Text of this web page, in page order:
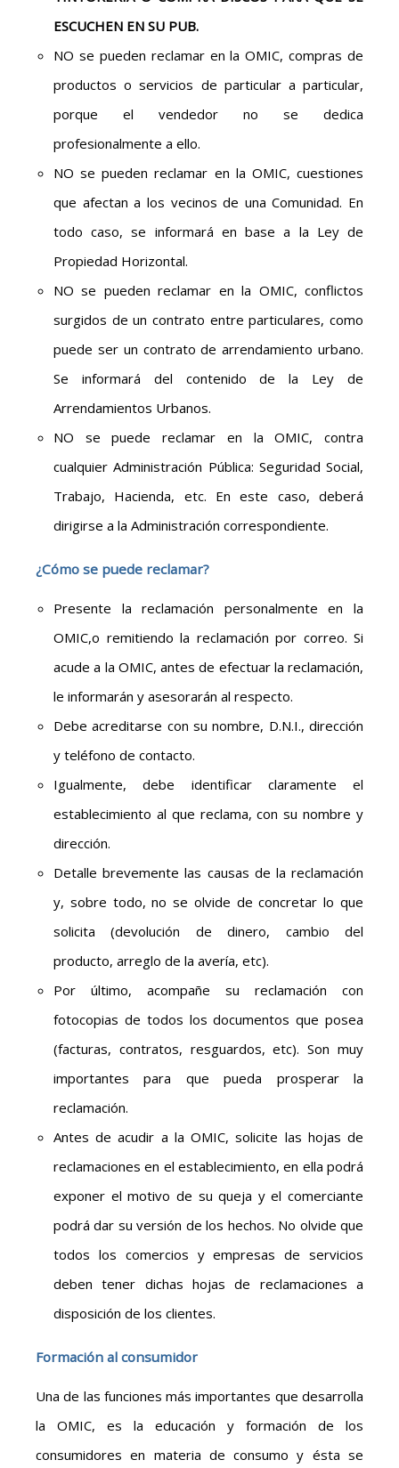
ESCUCHEN EN SU PUB.
NO se pueden reclamar en la OMIC, compras de
productos o servicios de particular a particular,
porque el vendedor no se dedica
profesionalmente a ello.
NO se pueden reclamar en la OMIC, cuestiones
que afectan a los vecinos de una Comunidad. En
todo caso, se informará en base a la Ley de
Propiedad Horizontal.
NO se pueden reclamar en la OMIC, conflictos
surgidos de un contrato entre particulares, como
puede ser un contrato de arrendamiento urbano.
Se informará del contenido de la Ley de
Arrendamientos Urbanos.
NO se puede reclamar en la OMIC, contra
cualquier Administración Pública: Seguridad Social,
Trabajo, Hacienda, etc. En este caso, deberá
dirigirse a la Administración correspondiente.
¿Cómo se puede reclamar?
Presente la reclamación personalmente en la
OMIC,o remitiendo la reclamación por correo. Si
acude a la OMIC, antes de efectuar la reclamación,
le informarán y asesorarán al respecto.
Debe acreditarse con su nombre, D.N.I., dirección
y teléfono de contacto.
Igualmente, debe identificar claramente el
establecimiento al que reclama, con su nombre y
dirección.
Detalle brevemente las causas de la reclamación
y, sobre todo, no se olvide de concretar lo que
solicita (devolución de dinero, cambio del
producto, arreglo de la avería, etc).
Por último, acompañe su reclamación con
fotocopias de todos los documentos que posea
(facturas, contratos, resguardos, etc). Son muy
importantes para que pueda prosperar la
reclamación.
Antes de acudir a la OMIC, solicite las hojas de
reclamaciones en el establecimiento, en ella podrá
exponer el motivo de su queja y el comerciante
podrá dar su versión de los hechos. No olvide que
todos los comercios y empresas de servicios
deben tener dichas hojas de reclamaciones a
disposición de los clientes.
Formación al consumidor
Una de las funciones más importantes que desarrolla
la OMIC, es la educación y formación de los
consumidores en materia de consumo y ésta se